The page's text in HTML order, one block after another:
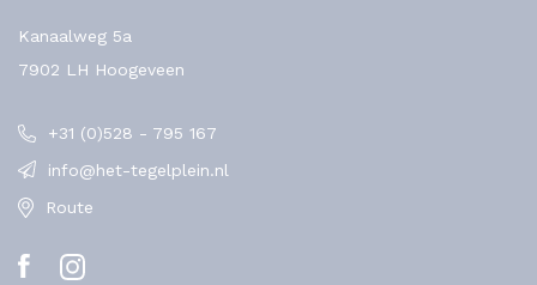
Kanaalweg 5a
7902 LH Hoogeveen
+31 (0)528 - 795 167
info@het-tegelplein.nl
Route